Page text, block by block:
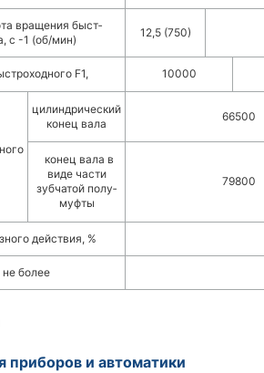
вращения быст­
с -1 (об/мин)
12,5 (750)
F1, 10000
цилиндрический
конец вала
66500
конец вала в
виде части
зубчатой полу­
муфты
79800
действия, %
не более
приборов и автоматики